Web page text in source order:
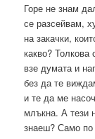
Горе не знам
се разсейвам,
на закачки,
какво? Толкова
взе думата и
без да те
и те да ме
млъкна. А тези
знаеш? Само по